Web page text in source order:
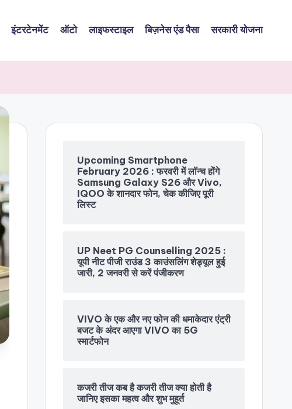
इंटरटेनमेंट ऑटो लाइफस्टाइल बिज़नेस एंड पैसा सरकारी योजना
Upcoming Smartphone
February 2026 : फरवरी में लॉन्च होंगे
Samsung Galaxy S26 और Vivo,
IQOO के शानदार फोन, चेक कीजिए पूरी
लिस्ट
UP Neet PG Counselling 2025 :
यूपी नीट पीजी राउंड 3 काउंसलिंग शेड्यूल हुई
जारी, 2 जनवरी से करें पंजीकरण
VIVO के एक और नए फोन की धमाकेदार एंट्री
बजट के अंदर आएगा VIVO का 5G
स्मार्टफोन
कजरी तीज कब है कजरी तीज क्या होती है
जानिए इसका महत्व और शुभ मुहूर्त